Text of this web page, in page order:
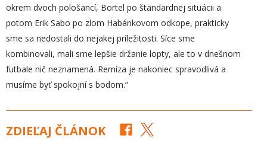
okrem dvoch pološancí, Bortel po štandardnej situácii a
potom Erik Sabo po zlom Habánkovom odkope, prakticky
sme sa nedostali do nejakej príležitosti. Síce sme
kombinovali, mali sme lepšie držanie lopty, ale to v dnešnom
futbale nič neznamená. Remíza je nakoniec spravodlivá a
musíme byť spokojní s bodom.“
ZDIEĽAJ ČLÁNOK